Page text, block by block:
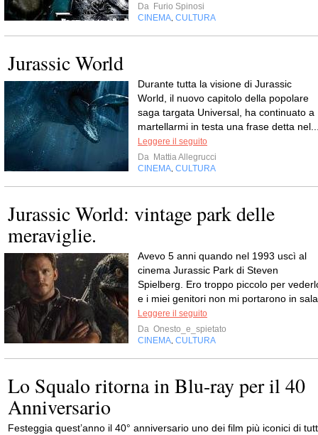
Da Furio Spinosi
CINEMA CULTURA
Jurassic World
Durante tutta la visione di Jurassic
World, il nuovo capitolo della popolare
saga targata Universal, ha continuato a
martellarmi in testa una frase detta
Leggere il seguito
Da Mattia Allegrucci
CINEMA CULTURA
Jurassic World: vintage park delle
meraviglie.
Avevo 5 anni quando nel 1993 uscì al
cinema Jurassic Park di Steven
Spielberg. Ero troppo piccolo per
e i miei genitori non mi portarono in
Leggere il seguito
Da Onesto_e_spietato
CINEMA CULTURA
Lo Squalo ritorna in Blu-ray per il 40
Anniversario
Festeggia quest’anno il 40° anniversario uno dei film più iconici di